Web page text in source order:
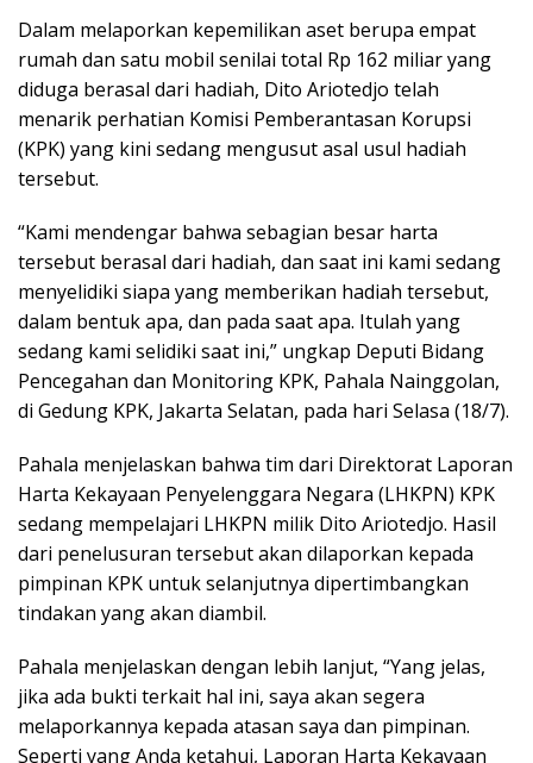
Dalam melaporkan kepemilikan aset berupa empat
rumah dan satu mobil senilai total Rp 162 miliar yang
diduga berasal dari hadiah, Dito Ariotedjo telah
menarik perhatian Komisi Pemberantasan Korupsi
(KPK) yang kini sedang mengusut asal usul hadiah
tersebut.
“Kami mendengar bahwa sebagian besar harta
tersebut berasal dari hadiah, dan saat ini kami sedang
menyelidiki siapa yang memberikan hadiah tersebut,
dalam bentuk apa, dan pada saat apa. Itulah yang
sedang kami selidiki saat ini,” ungkap Deputi Bidang
Pencegahan dan Monitoring KPK, Pahala Nainggolan,
di Gedung KPK, Jakarta Selatan, pada hari Selasa (18/7).
Pahala menjelaskan bahwa tim dari Direktorat Laporan
Harta Kekayaan Penyelenggara Negara (LHKPN) KPK
sedang mempelajari LHKPN milik Dito Ariotedjo. Hasil
dari penelusuran tersebut akan dilaporkan kepada
pimpinan KPK untuk selanjutnya dipertimbangkan
tindakan yang akan diambil.
Pahala menjelaskan dengan lebih lanjut, “Yang jelas,
jika ada bukti terkait hal ini, saya akan segera
melaporkannya kepada atasan saya dan pimpinan.
Seperti yang Anda ketahui, Laporan Harta Kekayaan